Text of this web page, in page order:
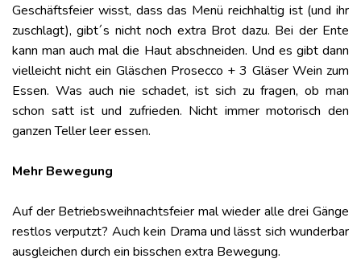
Geschäftsfeier wisst, dass das Menü reichhaltig ist (und ihr
zuschlagt), gibt´s nicht noch extra Brot dazu. Bei der Ente
kann man auch mal die Haut abschneiden. Und es gibt dann
vielleicht nicht ein Gläschen Prosecco + 3 Gläser Wein zum
Essen. Was auch nie schadet, ist sich zu fragen, ob man
schon satt ist und zufrieden. Nicht immer motorisch den
ganzen Teller leer essen.
Mehr Bewegung
Auf der Betriebsweihnachtsfeier mal wieder alle drei Gänge
restlos verputzt? Auch kein Drama und lässt sich wunderbar
ausgleichen durch ein bisschen extra Bewegung.